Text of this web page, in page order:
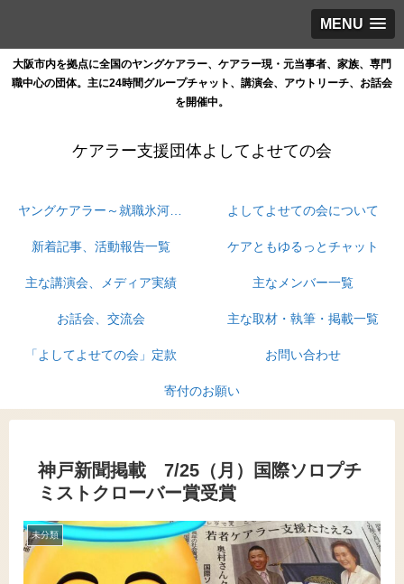
MENU
大阪市内を拠点に全国のヤングケアラー、ケアラー現・元当事者、家族、専門
職中心の団体。主に24時間グループチャット、講演会、アウトリーチ、お話会
を開催中。
ケアラー支援団体よしてよせての会
ヤングケアラー～就職氷河期ケアラーの孤立と情報格差と支援の狭間をなくす よしてよせての会について
新着記事、活動報告一覧 ケアともゆるっとチャット
主な講演会、メディア実績 主なメンバー一覧
お話会、交流会 主な取材・執筆・掲載一覧
「よしてよせての会」定款 お問い合わせ
寄付のお願い
神戸新聞掲載 7/25（月）国際ソロプチ
ミストクローバー賞受賞
未分類